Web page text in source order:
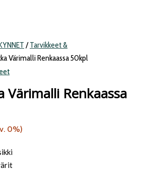
/Tarvikkeet &
Värimalli Renkaassa 50kpl
Värimalli Renkaassa
0%)